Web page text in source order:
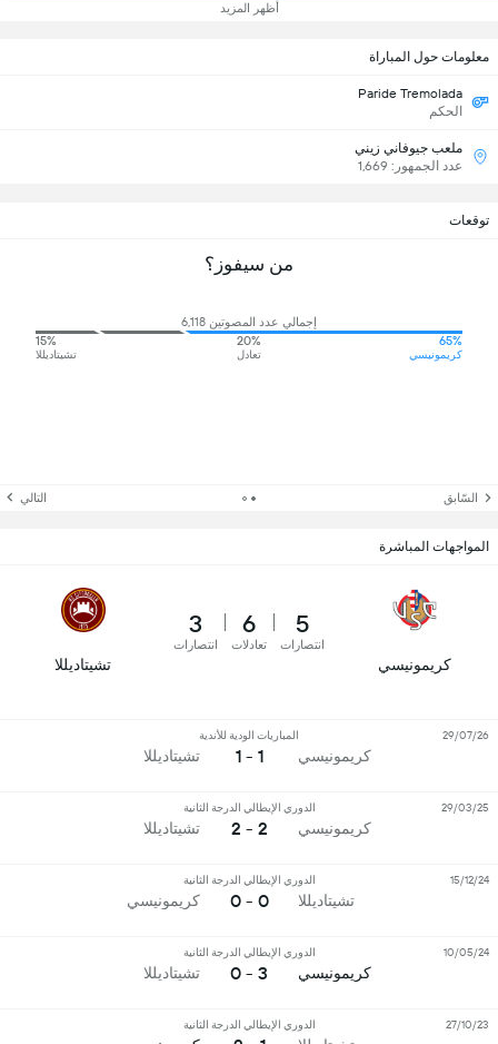
أظهر المزيد
معلومات حول المباراة
Paride Tremolada
الحكم
ملعب جيوفاني زيني
عدد الجمهور: 1,669
توقعات
من سيفوز؟
إجمالي عدد المصوتين 6,118
65%
كريمونيسي
20%
تعادل
15%
تشيتاديللا
السّابق التالي
المواجهات المباشرة
كريمونيسي
5
انتصارات
6
تعادلات
3
انتصارات
تشيتاديللا
كريمونيسي
المباريات الودية للأندية
1 - 1 تشيتاديللا
29/07/26
كريمونيسي
الدوري الإيطالي الدرجة الثانية
2 - 2 تشيتاديللا
29/03/25
تشيتاديللا
الدوري الإيطالي الدرجة الثانية
0 - 0 كريمونيسي
15/12/24
كريمونيسي
الدوري الإيطالي الدرجة الثانية
3 - 0 تشيتاديللا
10/05/24
الدوري الإيطالي الدرجة الثانية 27/10/23